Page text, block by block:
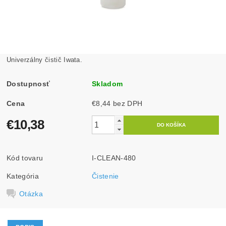
Univerzálny čistič Iwata.
Dostupnosť Skladom
Cena €8,44 bez DPH
€10,38
Kód tovaru I-CLEAN-480
Kategória Čistenie
Otázka